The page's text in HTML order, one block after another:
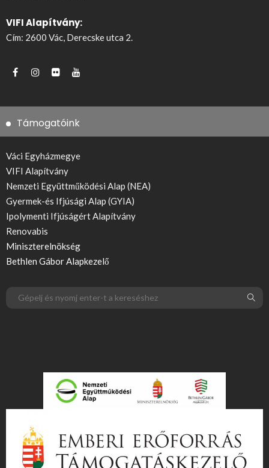
VIFI Alapítvány:
Cím: 2600 Vác, Derecske utca 2.
Támogatóink
Váci Egyházmegye
VIFI Alapítvány
Nemzeti Együttműködési Alap (NEA)
Gyermek-és Ifjúsági Alap (GYIA)
Ipolymenti Ifjúságért Alapítvány
Renovabis
Miniszterelnökség
Bethlen Gábor Alapkezelő